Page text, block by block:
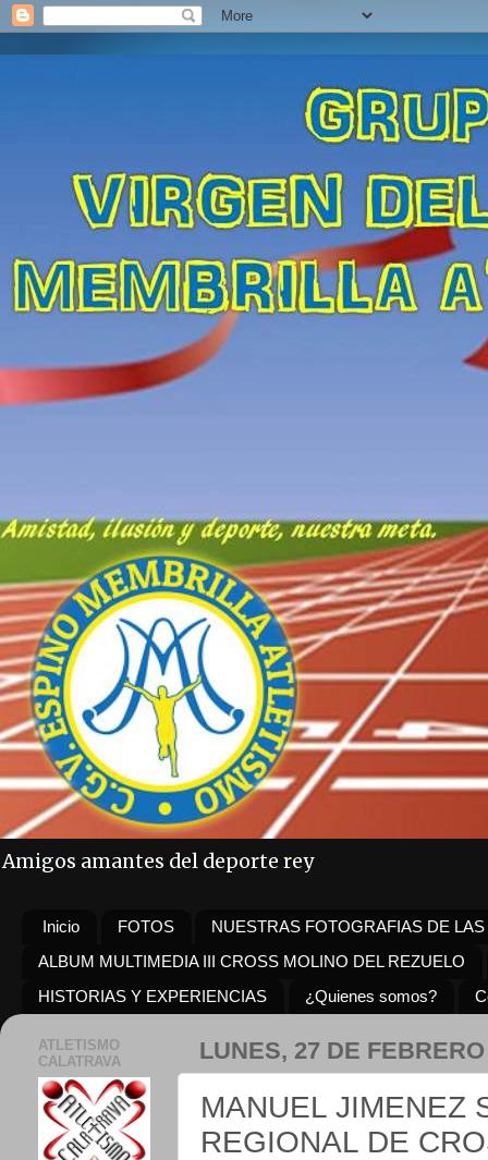
Amigos amantes del deporte rey
Inicio FOTOS
NUESTRAS FOTOGRAFIAS DE
ALBUM MULTIMEDIA III CROSS MOLINO DEL REZUELO
HISTORIAS Y EXPERIENCIAS
¿Quienes somos?
LUNES, 27 DE
MANUEL JIMENEZ
REGIONAL DE
ATLETISMO
CALATRAVA